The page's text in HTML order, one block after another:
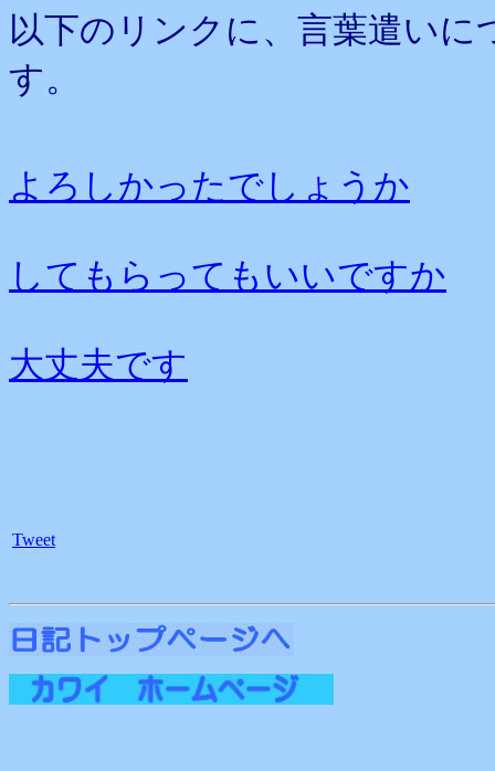
以下のリンクに、言葉遣い
す。
よろしかったでしょうか
してもらってもいいですか
大丈夫です
Tweet